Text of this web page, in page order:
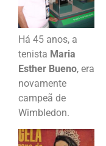
Há 45 anos, a
tenista Maria
Esther Bueno, era
novamente
campeã de
Wimbledon.